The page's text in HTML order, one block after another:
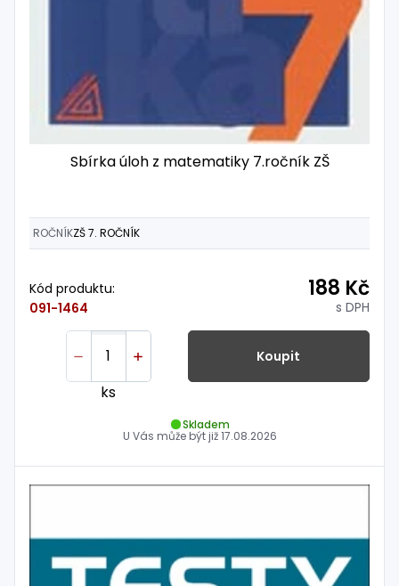
Sbírka úloh z matematiky 7.ročník ZŠ
ROČNÍKZŠ 7. ROČNÍK
Kód produktu:
091-1464
188 Kč
s DPH
ks
Koupit
Skladem
U Vás může být již17.08.2026